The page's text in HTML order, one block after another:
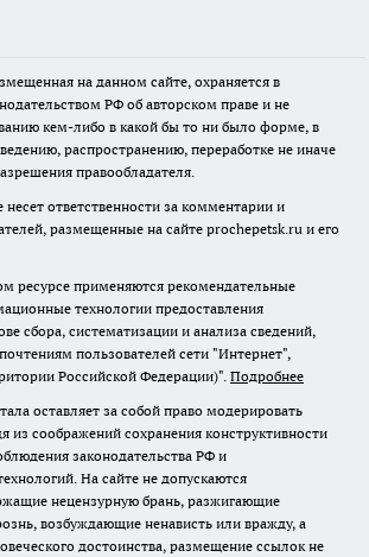
на данном сайте, охраняется в
РФ об авторском праве и не
кем-либо в какой бы то ни было форме, в
распространению, переработке не иначе
правообладателя.
несет ответственности за комментарии и
размещенные на сайте prochepetsk.ru и его
ресурсе применяются рекомендательные
технологии предоставления
сбора, систематизации и анализа сведений,
пользователей сети "Интернет",
Российской Федерации)". Подробнее
оставляет за собой право модерировать
из соображений сохранения конструктивности
законодательства РФ и
На сайте не допускаются
нецензурную брань, разжигающие
возбуждающие ненависть или вражду, а
достоинства, размещение ссылок не